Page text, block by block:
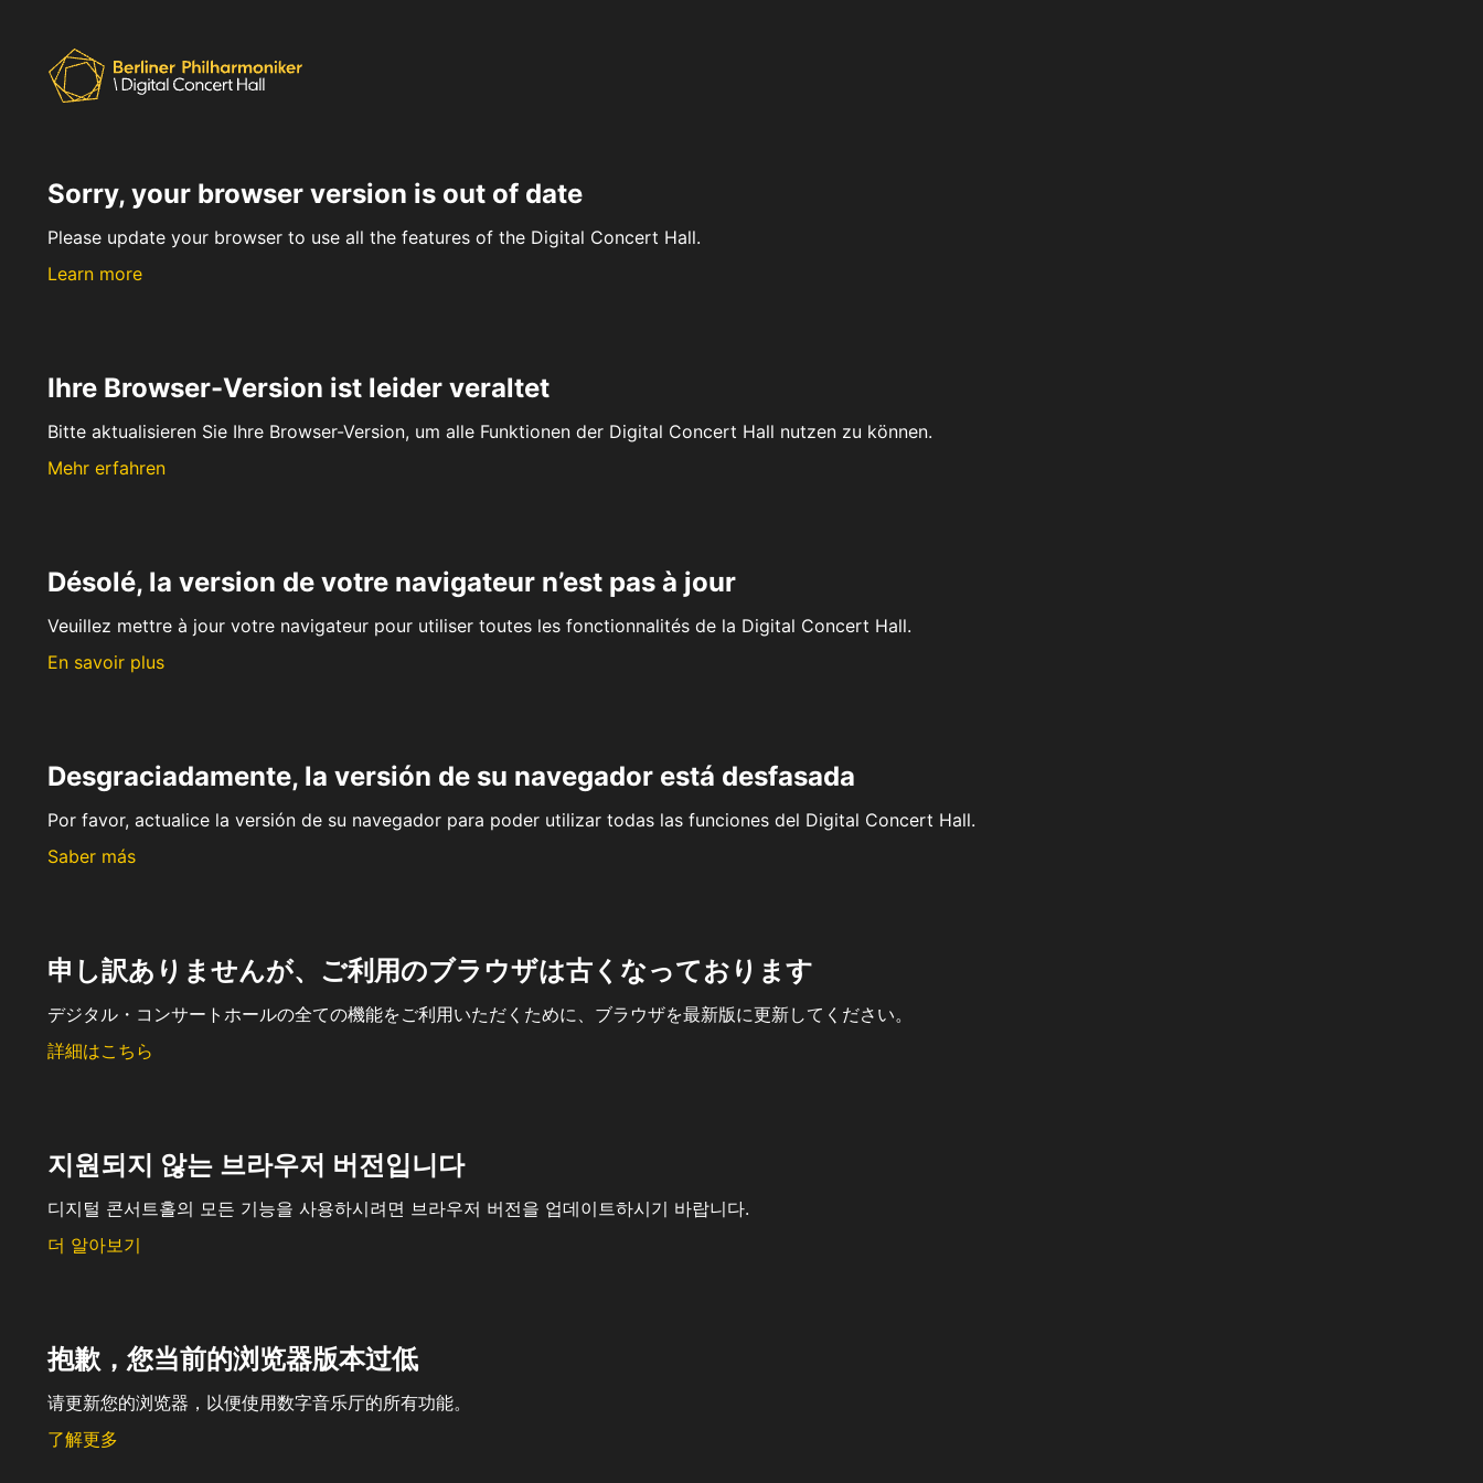
Sorry, your browser version is out of date
Please update your browser to use all the features of the Digital Concert Hall.
Learn more
Ihre Browser-Version ist leider veraltet
Bitte aktualisieren Sie Ihre Browser-Version, um alle Funktionen der Digital Concert Hall nutzen zu können.
Mehr erfahren
Désolé, la version de votre navigateur n’est pas à jour
Veuillez mettre à jour votre navigateur pour utiliser toutes les fonctionnalités de la Digital Concert Hall.
En savoir plus
Desgraciadamente, la versión de su navegador está desfasada
Por favor, actualice la versión de su navegador para poder utilizar todas las funciones del Digital Concert Hall.
Saber más
申し訳ありませんが、ご利用のブラウザは古くなっております
デジタル・コンサートホールの全ての機能をご利用いただくために、ブラウザを最新版に更新してください。
詳細はこちら
지원되지 않는 브라우저 버전입니다
디지털 콘서트홀의 모든 기능을 사용하시려면 브라우저 버전을 업데이트하시기 바랍니다.
더 알아보기
抱歉，您当前的浏览器版本过低
请更新您的浏览器，以便使用数字音乐厅的所有功能。
了解更多